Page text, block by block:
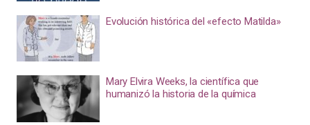
Evolución histórica del «efecto Matilda»
Mary Elvira Weeks, la científica que
humanizó la historia de la química